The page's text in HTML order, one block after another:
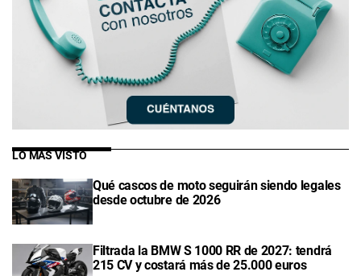
LO MÁS VISTO
Qué cascos de moto seguirán siendo legales
desde octubre de 2026
Filtrada la BMW S 1000 RR de 2027: tendrá
215 CV y costará más de 25.000 euros